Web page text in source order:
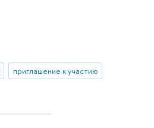
приглашение к участию